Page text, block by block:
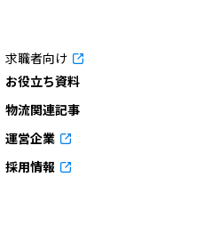
求職者向け
お役立ち資料
物流関連記事
運営企業
採用情報